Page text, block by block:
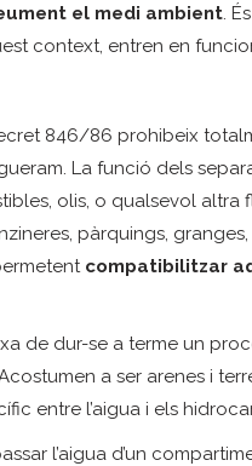
el medi ambient.
context, entren en
846/86 prohibeix
La funció dels
olis, o qualsevol altra
pàrquings,
compatibilitzar
de dur-se a terme un
a ser arenes i
entre l’aigua i els
l’aigua d’un